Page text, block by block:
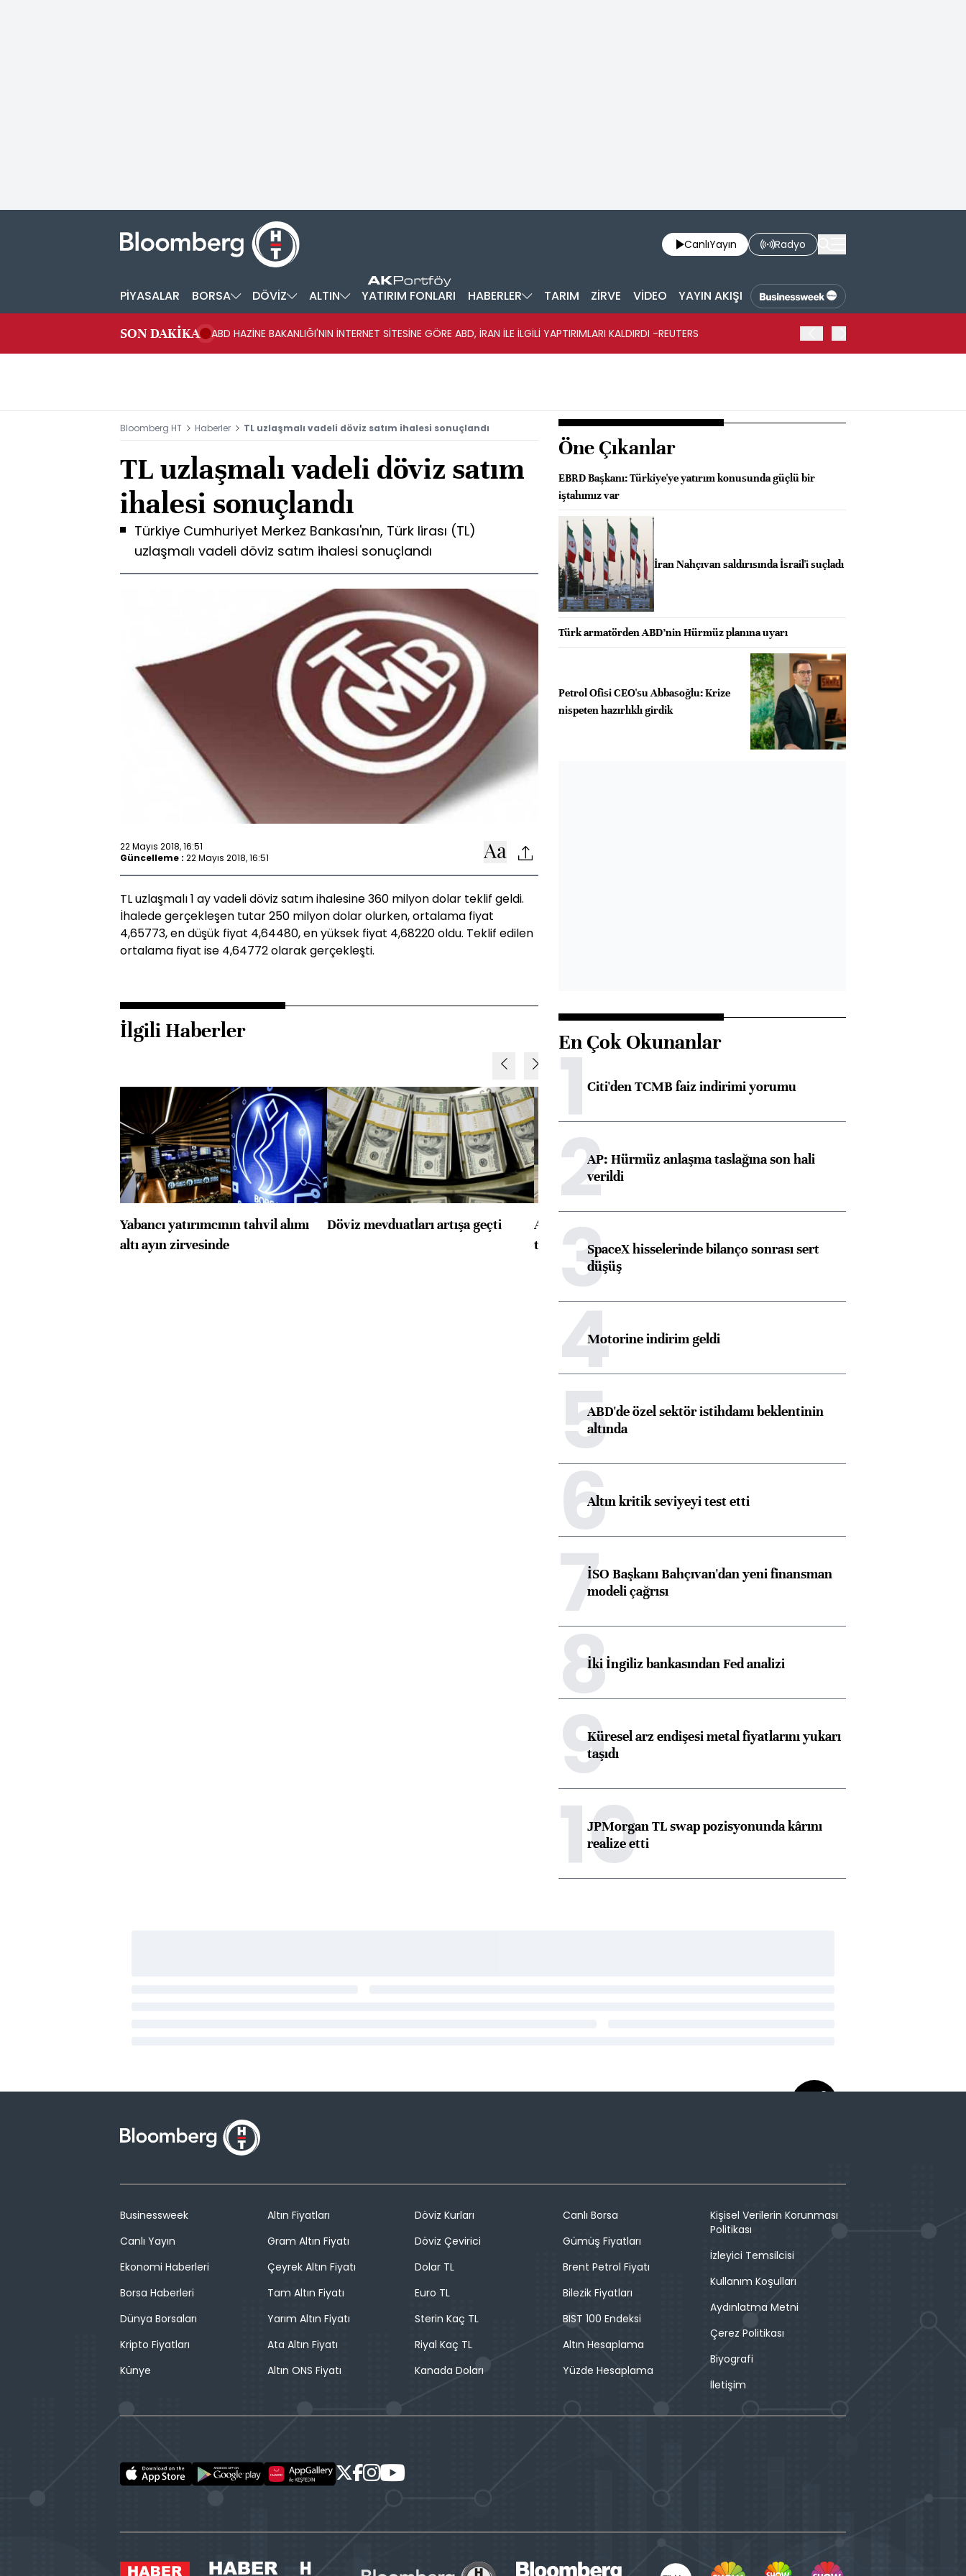
CanlıYayın Radyo
PİYASALAR BORSA DÖVİZ ALTIN YATIRIM FONLARI HABERLER TARIM ZİRVE VİDEO YAYIN AKIŞI
SON DAKİKA ABD HAZİNE BAKANLIĞI'NIN İNTERNET SİTESİNE GÖRE ABD, İRAN İLE İLGİLİ YAPTIRIMLARI KALDIRDI -REUTERS
Bloomberg HT Haberler TL uzlaşmalı vadeli döviz satım ihalesi sonuçlandı
TL uzlaşmalı vadeli döviz satım
ihalesi sonuçlandı
Türkiye Cumhuriyet Merkez Bankası'nın, Türk lirası (TL)
uzlaşmalı vadeli döviz satım ihalesi sonuçlandı
22 Mayıs 2018, 16:51
Güncelleme : 22 Mayıs 2018, 16:51
TL uzlaşmalı 1 ay vadeli döviz satım ihalesine 360 milyon dolar teklif geldi.
İhalede gerçekleşen tutar 250 milyon dolar olurken, ortalama fiyat
4,65773, en düşük fiyat 4,64480, en yüksek fiyat 4,68220 oldu. Teklif edilen
ortalama fiyat ise 4,64772 olarak gerçekleşti.
İlgili Haberler
Yabancı yatırımcının tahvil alımı
altı ayın zirvesinde
Döviz mevduatları artışa geçti
ABD'de konut başlangıçları
toparlandı
Öne Çıkanlar
EBRD Başkanı: Türkiye'ye yatırım konusunda güçlü bir
iştahımız var
İran Nahçıvan saldırısında İsrail'i suçladı
Türk armatörden ABD’nin Hürmüz planına uyarı
Petrol Ofisi CEO'su Abbasoğlu: Krize
nispeten hazırlıklı girdik
En Çok Okunanlar
1Citi'den TCMB faiz indirimi yorumu
2AP: Hürmüz anlaşma taslağına son hali
verildi
3SpaceX hisselerinde bilanço sonrası sert
düşüş
4Motorine indirim geldi
5ABD'de özel sektör istihdamı beklentinin
altında
6Altın kritik seviyeyi test etti
7İSO Başkanı Bahçıvan'dan yeni finansman
modeli çağrısı
8İki İngiliz bankasından Fed analizi
9Küresel arz endişesi metal fiyatlarını yukarı
taşıdı
10
JPMorgan TL swap pozisyonunda kârını
realize etti
Businessweek
Canlı Yayın
Ekonomi Haberleri
Borsa Haberleri
Dünya Borsaları
Kripto Fiyatları
Künye
Altın Fiyatları
Gram Altın Fiyatı
Çeyrek Altın Fiyatı
Tam Altın Fiyatı
Yarım Altın Fiyatı
Ata Altın Fiyatı
Altın ONS Fiyatı
Döviz Kurları
Döviz Çevirici
Dolar TL
Euro TL
Sterin Kaç TL
Riyal Kaç TL
Kanada Doları
Canlı Borsa
Gümüş Fiyatları
Brent Petrol Fiyatı
Bilezik Fiyatları
BIST 100 Endeksi
Altın Hesaplama
Yüzde Hesaplama
Kişisel Verilerin Korunması
Politikası
İzleyici Temsilcisi
Kullanım Koşulları
Aydınlatma Metni
Çerez Politikası
Biyografi
İletişim